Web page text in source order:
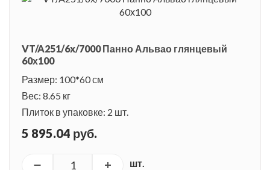
VT/A251/6x/7000 Панно Альвао глянцевый
60х100
Размер: 100*60 см
Вес: 8.65 кг
Плиток в упаковке: 2 шт.
5 895.04 руб.
шт.